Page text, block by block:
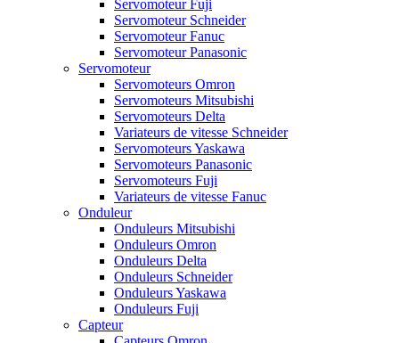
Servomoteur Fuji
Servomoteur Schneider
Servomoteur Fanuc
Servomoteur Panasonic
Servomoteur
Servomoteurs Omron
Servomoteurs Mitsubishi
Servomoteurs Delta
Variateurs de vitesse Schneider
Servomoteurs Yaskawa
Servomoteurs Panasonic
Servomoteurs Fuji
Variateurs de vitesse Fanuc
Onduleur
Onduleurs Mitsubishi
Onduleurs Omron
Onduleurs Delta
Onduleurs Schneider
Onduleurs Yaskawa
Onduleurs Fuji
Capteur